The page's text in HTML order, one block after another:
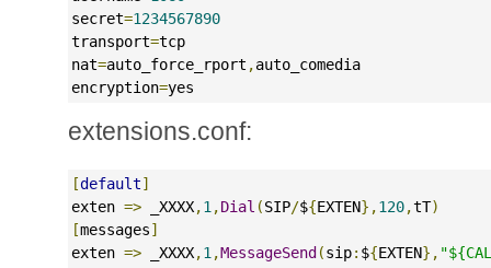
secret=1234567890
transport=tcp
nat=auto_force_rport ,auto_comedia
encryption=yes
extensions.conf:
[default]
exten => _XXXX,1 ,Dial (SIP/${EXTEN},120,tT)
[messages]
exten => _XXXX,1 ,MessageSend(sip: ${EXTEN},